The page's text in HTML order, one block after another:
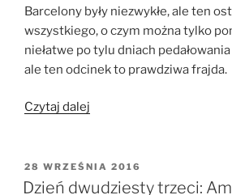
Barcelony były niezwykłe, ale ten
wszystkiego, o czym można tylko
niełatwe po tylu dniach
ale ten odcinek to prawdziwa frajda.
Czytaj dalej
Tarragona
–
OPUBLIKOWANE
W
28 WRZEŚNIA 2016
Dzień dwudziesty trzeci: